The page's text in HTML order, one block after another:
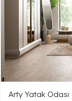
Arty Yatak Odası